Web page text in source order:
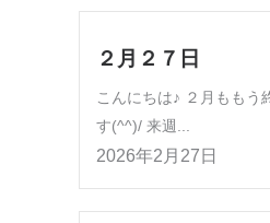
２月２７日
こんにちは♪ ２月ももう
す(^^)/ 来週...
2026年2月27日